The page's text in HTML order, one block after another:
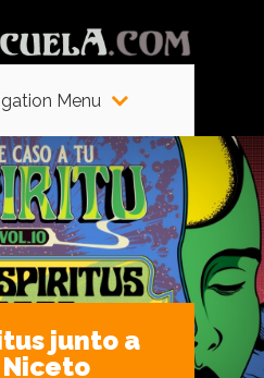
Menu
junto a
Niceto